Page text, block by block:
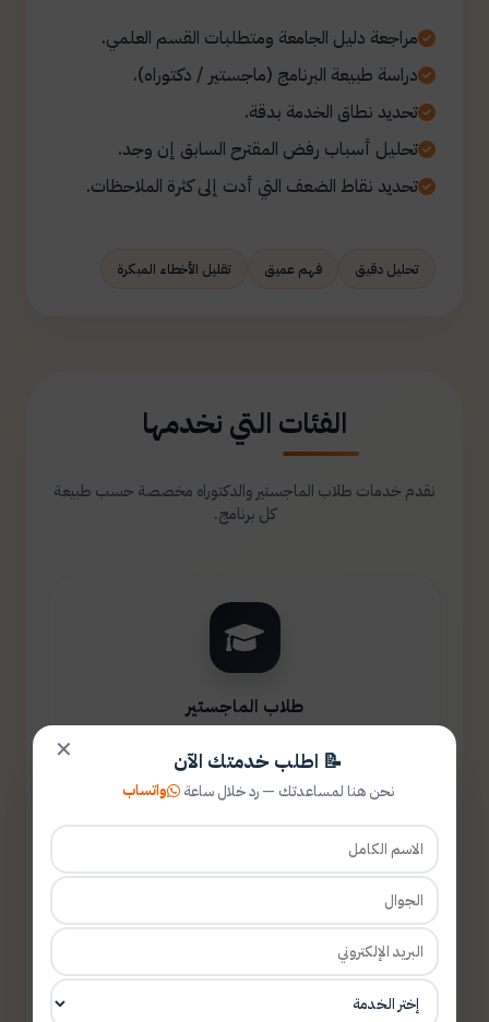
مراجعة دليل الجامعة ومتطلبات القسم العلمي.
دراسة طبيعة البرنامج (ماجستير / دكتوراه).
تحديد نطاق الخدمة بدقة.
تحليل أسباب رفض المقترح السابق إن وجد.
تحديد نقاط الضعف التي أدت إلى كثرة الملاحظات.
تحليل دقيق فهم عميق تقليل الأخطاء المبكرة
الفئات التي نخدمها
نقدم خدمات طلاب الماجستير والدكتوراه مخصصة حسب طبيعة
كل برنامج.
طلاب الماجستير
✕ 📝 اطلب خدمتك الآن
نحن هنا لمساعدتك — رد خلال ساعة واتساب